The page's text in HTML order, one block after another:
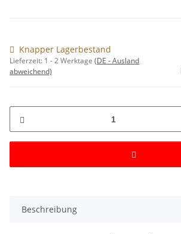
Knapper Lagerbestand
Lieferzeit: 1 - 2 Werktage (DE - Ausland
abweichend)
Beschreibung